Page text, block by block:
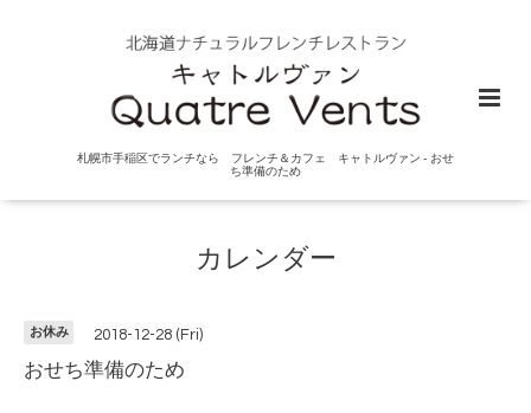
札幌市手稲区でランチなら フレンチ＆カフェ キャトルヴァン - おせ
ち準備のため
カレンダー
お休み 2018-12-28 (Fri)
おせち準備のため